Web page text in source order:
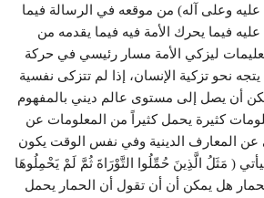
وعلى آله) من موقعه في الرسالة فيما
عليه فيما يحرك الأمة فيه فيما يقدمه من
ليزكي الأمة مسار رئيسي في حركة
نحو تزكية الإنسان، إذا لم تتزكى نفسية
يمكن أن يصل إلى مستوى عالم ديني بالمفهوم
كثيرة يحمل كثيراً من المعلومات عن
عن المعارف الدينية وفي نفس الوقت يكون
( مَثَلُ الَّذِينَ حُمِّلُوا التَّوْرَاةَ ثُمَّ لَمْ يَحْمِلُوهَا
هل يمكن أن أن تقول أن الحمار يحمل